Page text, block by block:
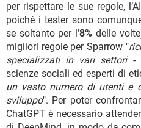
per rispettare le sue regole, l’AI
poiché i tester sono
se soltanto per l’8% delle
migliori regole per Sparrow "
specializzati in vari settori-
scienze sociali ed esperti di
un vasto numero di utenti e
sviluppo". Per poter
ChatGPT è necessario